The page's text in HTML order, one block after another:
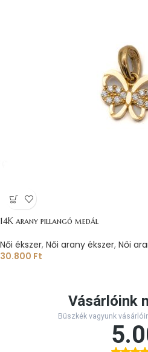
14K arany pillangó medál
Női ékszer, Női arany ékszer, Női
30.800 Ft